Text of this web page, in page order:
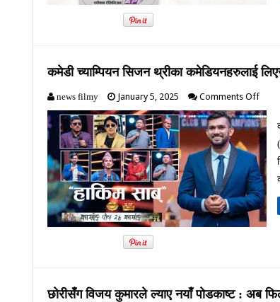
कमेडी च्याम्पियन सिजन थ्रीका कमेडियनहरुलाई
news filmy January 5, 2025 Comments Offon
कमेडी
सिजन
थ्रीका
लिएर
विशाल
“हाकिम
साब“
छोरीसँग विजय कुमारले ल्याए नयाँ पोडकाष्ट : अब